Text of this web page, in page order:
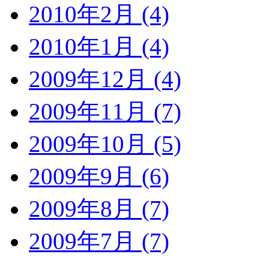
2010年2月 (4)
2010年1月 (4)
2009年12月 (4)
2009年11月 (7)
2009年10月 (5)
2009年9月 (6)
2009年8月 (7)
2009年7月 (7)